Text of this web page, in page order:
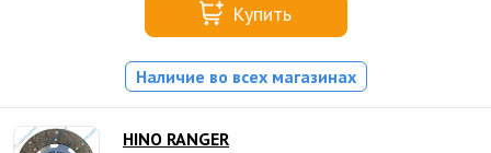
Купить
Наличие во всех магазинах
HINO RANGER